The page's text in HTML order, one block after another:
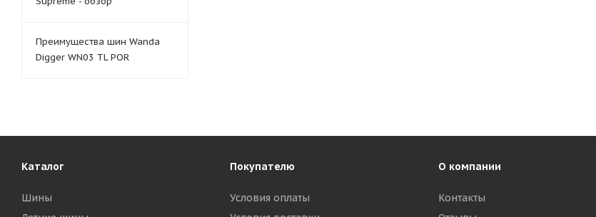
Преимущества шин Wanda
Digger WN03 TL POR
Каталог
Шины
Покупателю
Условия оплаты
О компании
Контакты